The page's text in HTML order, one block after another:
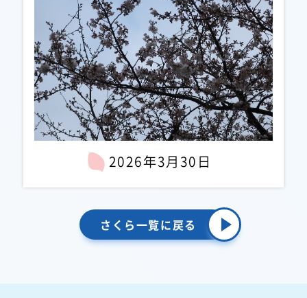
2026年3月30日
さくら一覧に戻る